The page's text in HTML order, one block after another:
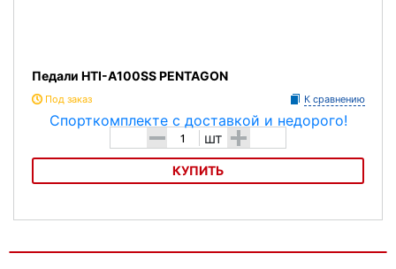
Педали HTI-A100SS PENTAGON
Под заказ К сравнению
- шт +
КУПИТЬ